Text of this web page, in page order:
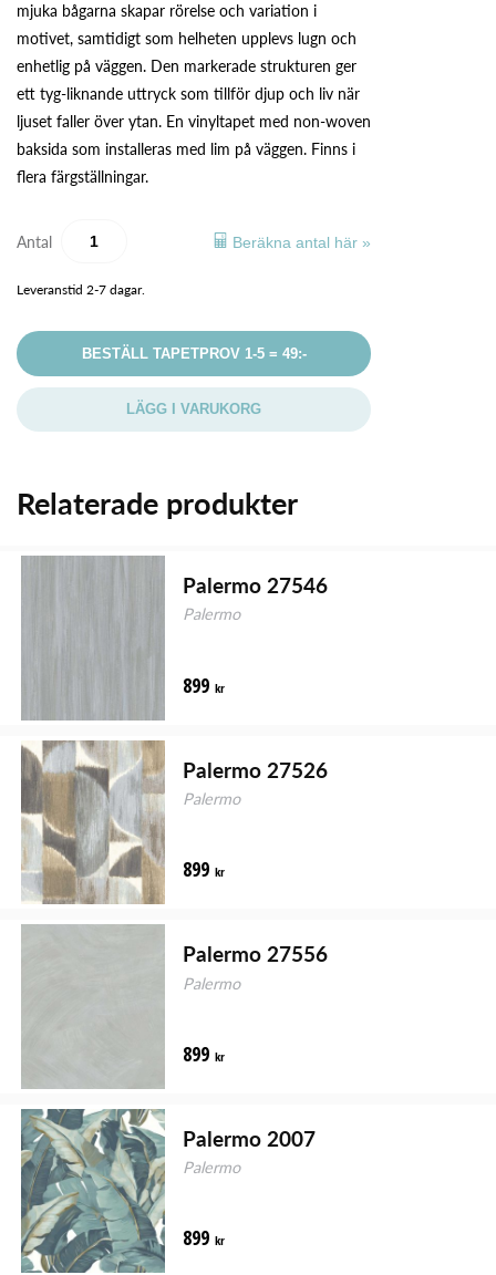
mjuka bågarna skapar rörelse och variation i
motivet, samtidigt som helheten upplevs lugn och
enhetlig på väggen. Den markerade strukturen ger
ett tyg-liknande uttryck som tillför djup och liv när
ljuset faller över ytan. En vinyltapet med non-woven
baksida som installeras med lim på väggen. Finns i
flera färgställningar.
Antal Beräkna antal här »
Leveranstid 2-7 dagar.
BESTÄLL TAPETPROV 1-5 = 49:-
LÄGG I VARUKORG
Relaterade produkter
Palermo 27546
Palermo
899 kr
Palermo 27526
Palermo
899 kr
Palermo 27556
Palermo
899 kr
Palermo 2007
Palermo
899 kr